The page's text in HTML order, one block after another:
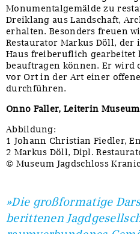
Monumentalgemälde zu
Dreiklang aus Landschaft,
erhalten. Besonders freuen
Restaurator Markus Döll,
Haus freiberuflich gearbeitet
beauftragen können. Er wird
vor Ort in der Art einer
durchführen.
Onno Faller, Leiterin
Abbildung:
1 Johann Christian Fiedler,
2 Markus Döll, Dipl.
© Museum Jagdschloss
»Die großformatige
berittenen